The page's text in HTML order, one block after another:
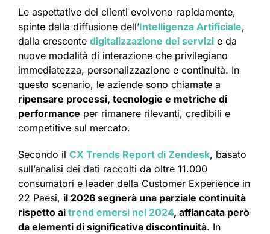
Le aspettative dei clienti evolvono rapidamente,
spinte dalla diffusione dell’Intelligenza Artificiale,
dalla crescente digitalizzazione dei servizi e da
nuove modalità di interazione che privilegiano
immediatezza, personalizzazione e continuità. In
questo scenario, le aziende sono chiamate a
ripensare processi, tecnologie e metriche di
performance per rimanere rilevanti, credibili e
competitive sul mercato.
Secondo il CX Trends Report di Zendesk, basato
sull’analisi dei dati raccolti da oltre 11.000
consumatori e leader della Customer Experience in
22 Paesi, il 2026 segnerà una parziale continuità
rispetto ai trend emersi nel 2024, affiancata però
da elementi di significativa discontinuità. In